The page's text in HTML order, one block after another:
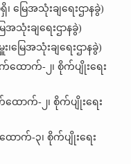
မြေအသုံးချရေးဌာနခွဲ)
ေအသုံးချရေးဌာနခွဲ)
မြေအသုံးချရေးဌာနခွဲ)
ာက်-၂၊ စိုက်ပျိုးရေး
ောက်-၂၊ စိုက်ပျိုးရေး
ာက်-၃၊ စိုက်ပျိုးရေး